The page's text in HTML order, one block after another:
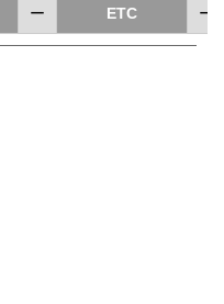
ー ETC ー